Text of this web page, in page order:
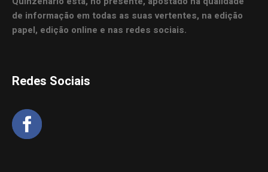
de informação em todas as suas vertentes, na edição
papel, edição online e nas redes sociais.
Redes Sociais